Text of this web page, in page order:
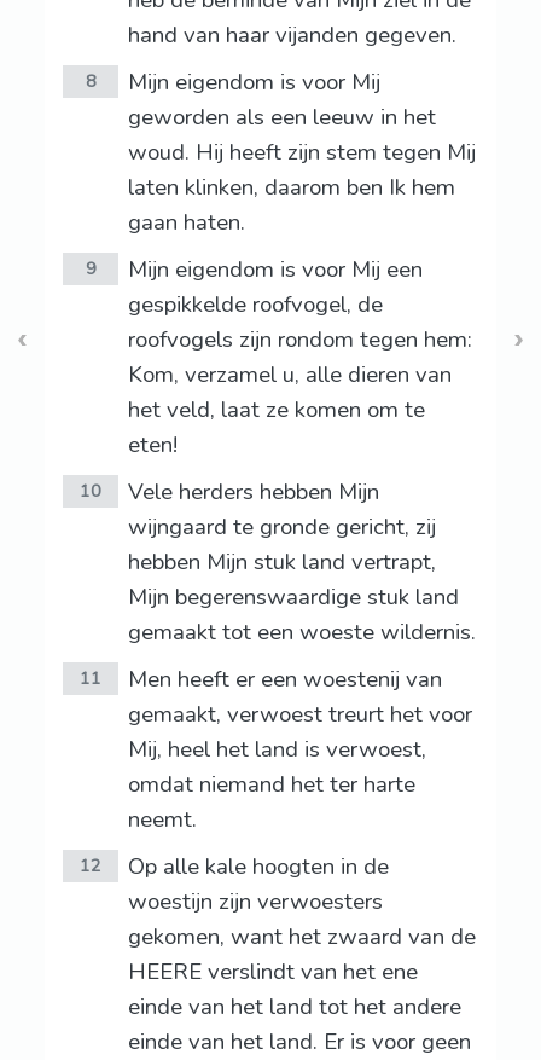
hand van haar vijanden gegeven.
8
Mijn eigendom is voor Mij
geworden als een leeuw in het
woud. Hij heeft zijn stem tegen Mij
laten klinken, daarom ben Ik hem
gaan haten.
9
Mijn eigendom is voor Mij een
gespikkelde roofvogel, de
roofvogels zijn rondom tegen hem:
Kom, verzamel u, alle dieren van
het veld, laat ze komen om te
eten!
10
Vele herders hebben Mijn
wijngaard te gronde gericht, zij
hebben Mijn stuk land vertrapt,
Mijn begerenswaardige stuk land
gemaakt tot een woeste wildernis.
11
Men heeft er een woestenij van
gemaakt, verwoest treurt het voor
Mij, heel het land is verwoest,
omdat niemand het ter harte
neemt.
12
Op alle kale hoogten in de
woestijn zijn verwoesters
gekomen, want het zwaard van de
HEERE verslindt van het ene
einde van het land tot het andere
einde van het land. Er is voor geen